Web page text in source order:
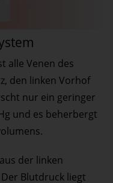
alle Venen des
den linken Vorhof
nur ein geringer
und es beherbergt
der linken
Blutdruck liegt